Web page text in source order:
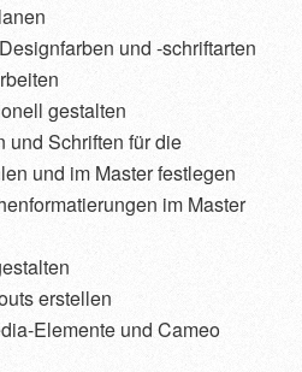
und -schriftarten
gestalten
und Schriften für die
und im Master festlegen
im Master
erstellen
Elemente und Cameo